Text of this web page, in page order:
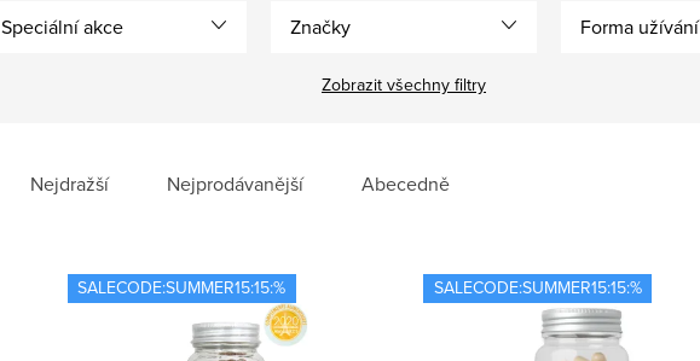
Speciální akce Značky Forma užívání
Zobrazit všechny filtry
Nejdražší Nejprodávanější Abecedně
SALECODE:SUMMER15:15:% SALECODE:SUMMER15:15:%